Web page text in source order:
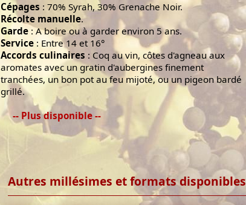
Cépages : 70% Syrah, 30% Grenache Noir.
Récolte manuelle.
Garde : A boire ou à garder environ 5 ans.
Service : Entre 14 et 16°
Accords culinaires : Coq au vin, côtes d'agneau aux
aromates avec un gratin d'aubergines finement
tranchées, un bon pot au feu mijoté, ou un pigeon bardé
grillé.
-- Plus disponible --
Autres millésimes et formats disponibles